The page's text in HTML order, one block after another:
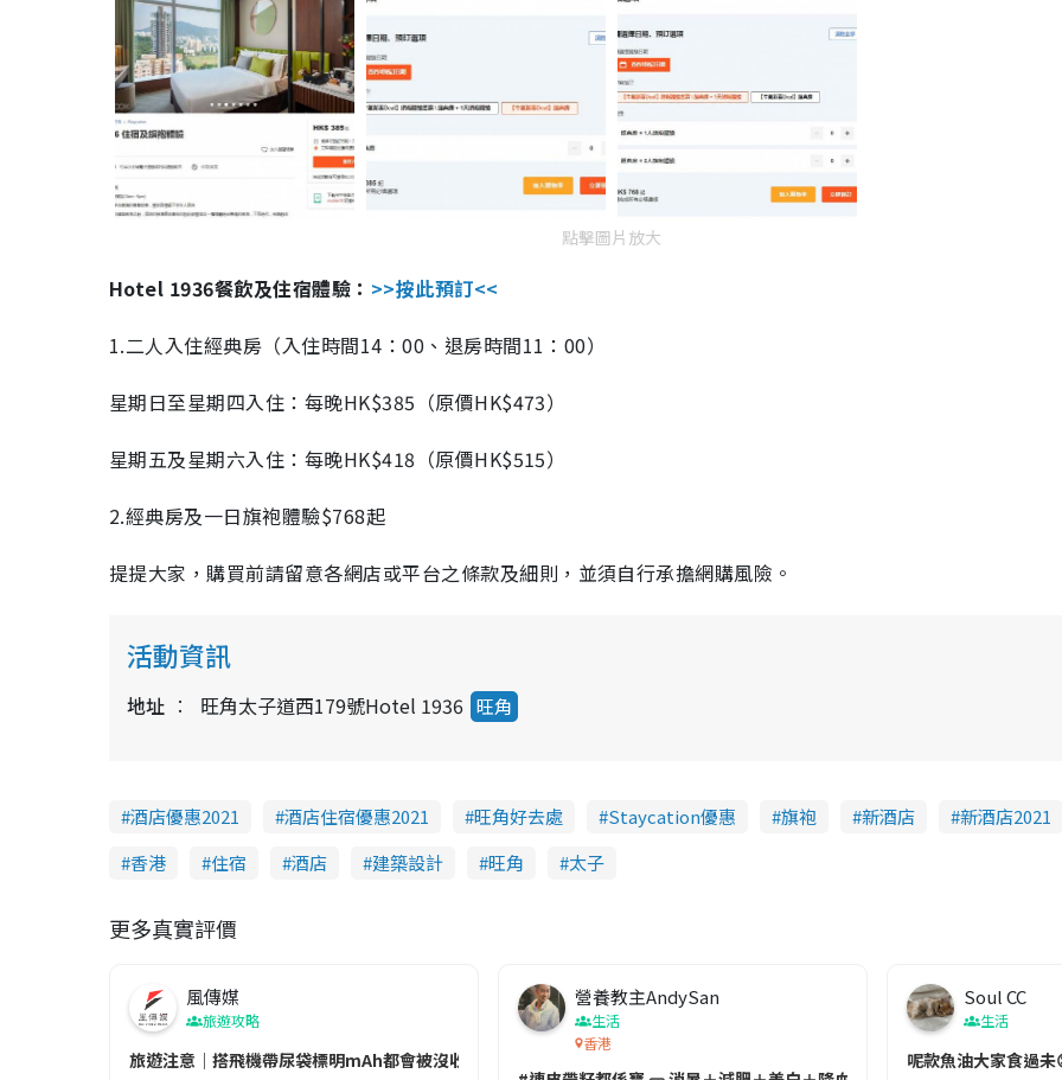
點擊圖片放大
Hotel 1936餐飲及住宿體驗： >>按此預訂<<
1.二人入住經典房（入住時間14：00、退房時間11：00）
星期日至星期四入住：每晚HK$385（原價HK$473）
星期五及星期六入住：每晚HK$418（原價HK$515）
2.經典房及一日旗袍體驗$768起
提提大家，購買前請留意各網店或平台之條款及細則，並須自行承擔網購風險。
活動資訊
地址 旺角太子道西179號Hotel 1936 旺角
酒店優惠2021 酒店住宿優惠2021 旺角好去處 Staycation優惠 旗袍 新酒店
新酒店2021
香港
住宿 酒店 建築設計 旺角 太子
更多真實評價
風傳媒
旅遊攻略
旅遊注意｜搭飛機帶尿袋標明mAh都會被沒收😱出發前切記檢查「1標示」🚨
營養教主AndySan
生活
香港
Soul CC
生活
呢款魚油大家食過未